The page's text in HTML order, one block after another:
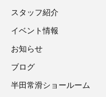
スタッフ紹介
イベント情報
お知らせ
ブログ
半田常滑ショールーム